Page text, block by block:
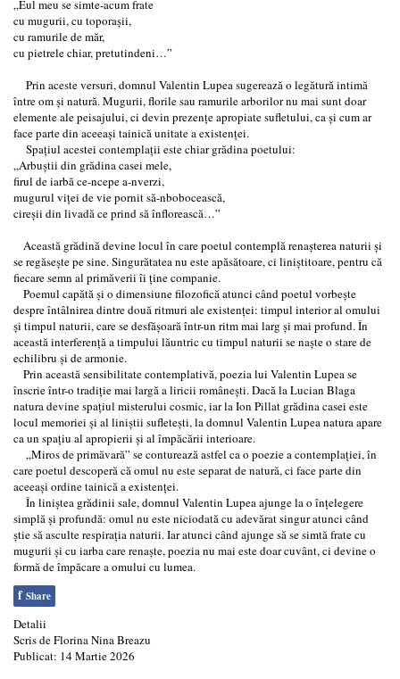
„Eul meu se simte-acum frate
cu mugurii, cu toporașii,
cu ramurile de măr,
cu pietrele chiar, pretutindeni…”
Prin aceste versuri, domnul Valentin Lupea sugerează o legătură intimă
între om și natură. Mugurii, florile sau ramurile arborilor nu mai sunt doar
elemente ale peisajului, ci devin prezențe apropiate sufletului, ca și cum ar
face parte din aceeași tainică unitate a existenței.
Spațiul acestei contemplații este chiar grădina poetului:
„Arbuștii din grădina casei mele,
firul de iarbă ce-ncepe a-nverzi,
mugurul viței de vie pornit să-nbobocească,
cireșii din livadă ce prind să înflorească…”
Această grădină devine locul în care poetul contemplă renașterea naturii și
se regăsește pe sine. Singurătatea nu este apăsătoare, ci liniștitoare, pentru că
fiecare semn al primăverii îi ține companie.
Poemul capătă și o dimensiune filozofică atunci când poetul vorbește
despre întâlnirea dintre două ritmuri ale existenței: timpul interior al omului
și timpul naturii, care se desfășoară într-un ritm mai larg și mai profund. În
această interferență a timpului lăuntric cu timpul naturii se naște o stare de
echilibru și de armonie.
Prin această sensibilitate contemplativă, poezia lui Valentin Lupea se
înscrie într-o tradiție mai largă a liricii românești. Dacă la Lucian Blaga
natura devine spațiul misterului cosmic, iar la Ion Pillat grădina casei este
locul memoriei și al liniștii sufletești, la domnul Valentin Lupea natura apare
ca un spațiu al apropierii și al împăcării interioare.
„Miros de primăvară” se conturează astfel ca o poezie a contemplației, în
care poetul descoperă că omul nu este separat de natură, ci face parte din
aceeași ordine tainică a existenței.
În liniștea grădinii sale, domnul Valentin Lupea ajunge la o înțelegere
simplă și profundă: omul nu este niciodată cu adevărat singur atunci când
știe să asculte respirația naturii. Iar atunci când ajunge să se simtă frate cu
mugurii și cu iarba care renaște, poezia nu mai este doar cuvânt, ci devine o
formă de împăcare a omului cu lumea.
f Share
Detalii
Scris deFlorina Nina Breazu
Publicat: 14 Martie 2026